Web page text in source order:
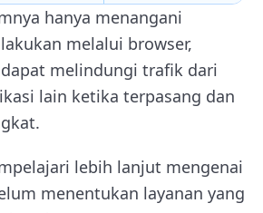
hanya menangani
melalui browser,
dapat melindungi trafik dari
lain ketika terpasang dan
lebih lanjut mengenai
menentukan layanan yang